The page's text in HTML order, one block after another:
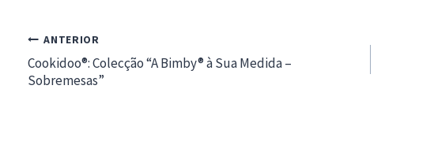
Navegação
de
artigos
ANTERIOR
Cookidoo®: Colecção “A Bimby® à Sua Medida –
Sobremesas”